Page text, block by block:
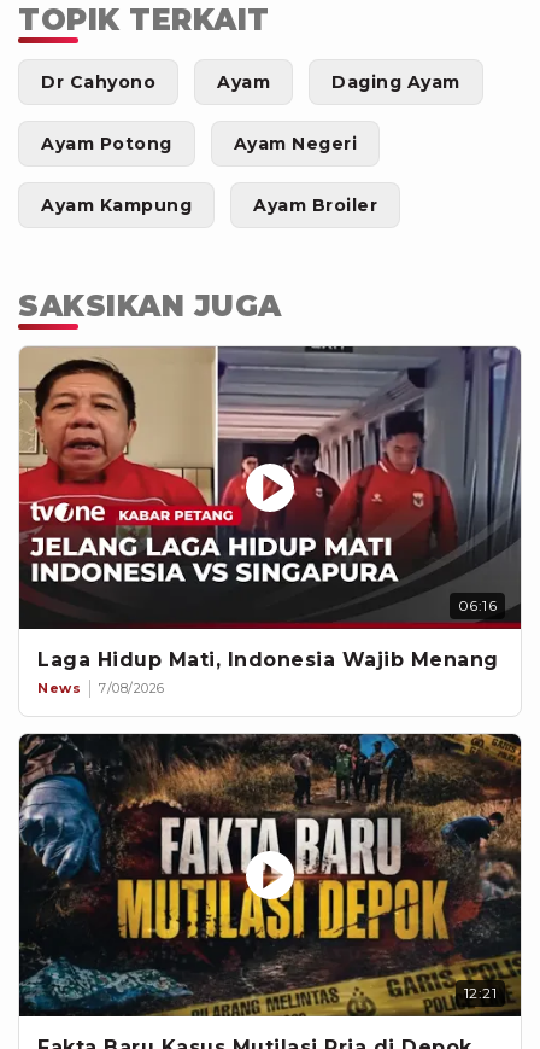
TOPIK TERKAIT
Dr Cahyono Ayam Daging Ayam
Ayam Potong Ayam Negeri
Ayam Kampung Ayam Broiler
SAKSIKAN JUGA
06:16
Laga Hidup Mati, Indonesia Wajib Menang
News 7/08/2026
12:21